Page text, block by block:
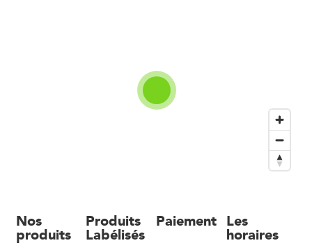
Nos
produits
Produits
Labélisés
Paiement Les
horaires